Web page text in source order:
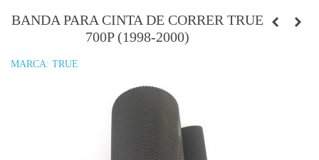
BANDA PARA CINTA DE CORRER TRUE
700P (1998-2000)
MARCA: TRUE